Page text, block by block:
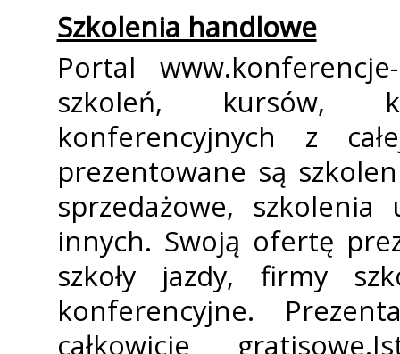
Szkolenia handlowe
Portal
szkoleń, kursów,
konferencyjnych z
prezentowane są
sprzedażowe,
innych. Swoją ofertę
szkoły jazdy, firmy
konferencyjne.
całkowicie